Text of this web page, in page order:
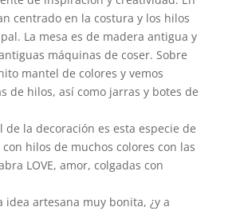
centrado en la costura y los hilos
La mesa es de madera antigua y
máquinas de coser. Sobre
mantel de colores y vemos
de hilos, así como jarras y botes de
de la decoración es esta especie de
hilos de muchos colores con las
LOVE, amor, colgadas con
idea artesana muy bonita, ¿y a